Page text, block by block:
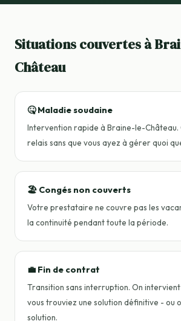
Situations couvertes à
Château
🤒 Maladie soudaine
Intervention rapide à Braine-le-Château.
relais sans que vous ayez à gérer quoi
🏖️ Congés non couverts
Votre prestataire ne couvre pas les
la continuité pendant toute la période.
💼 Fin de contrat
Transition sans interruption. On
vous trouviez une solution définitive - ou
solution.